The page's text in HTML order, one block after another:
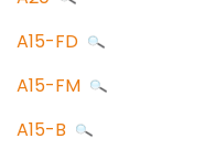
A15-FD
A15-FM
A15-B